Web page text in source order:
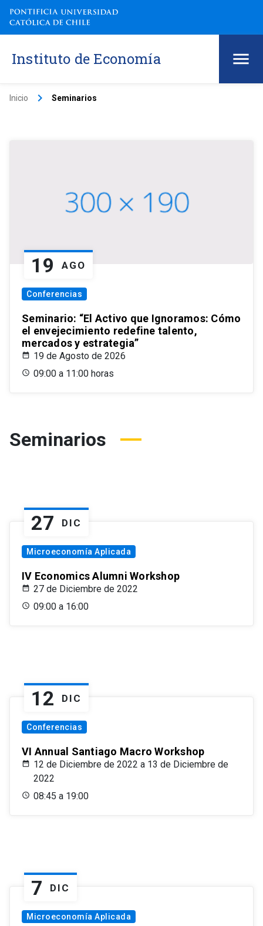
Instituto de Economía
Inicio keyboard_arrow_right Seminarios
19 AGO
Conferencias
Seminario: “El Activo que Ignoramos: Cómo
el envejecimiento redefine talento,
mercados y estrategia”
19 de Agosto de 2026
09:00 a 11:00 horas
Seminarios
27 DIC
Microeconomía Aplicada
IV Economics Alumni Workshop
27 de Diciembre de 2022
09:00 a 16:00
12 DIC
Conferencias
VI Annual Santiago Macro Workshop
12 de Diciembre de 2022 a 13 de Diciembre de
2022
08:45 a 19:00
7 DIC
Microeconomía Aplicada